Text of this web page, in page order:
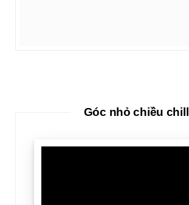
Góc nhỏ chiều chill